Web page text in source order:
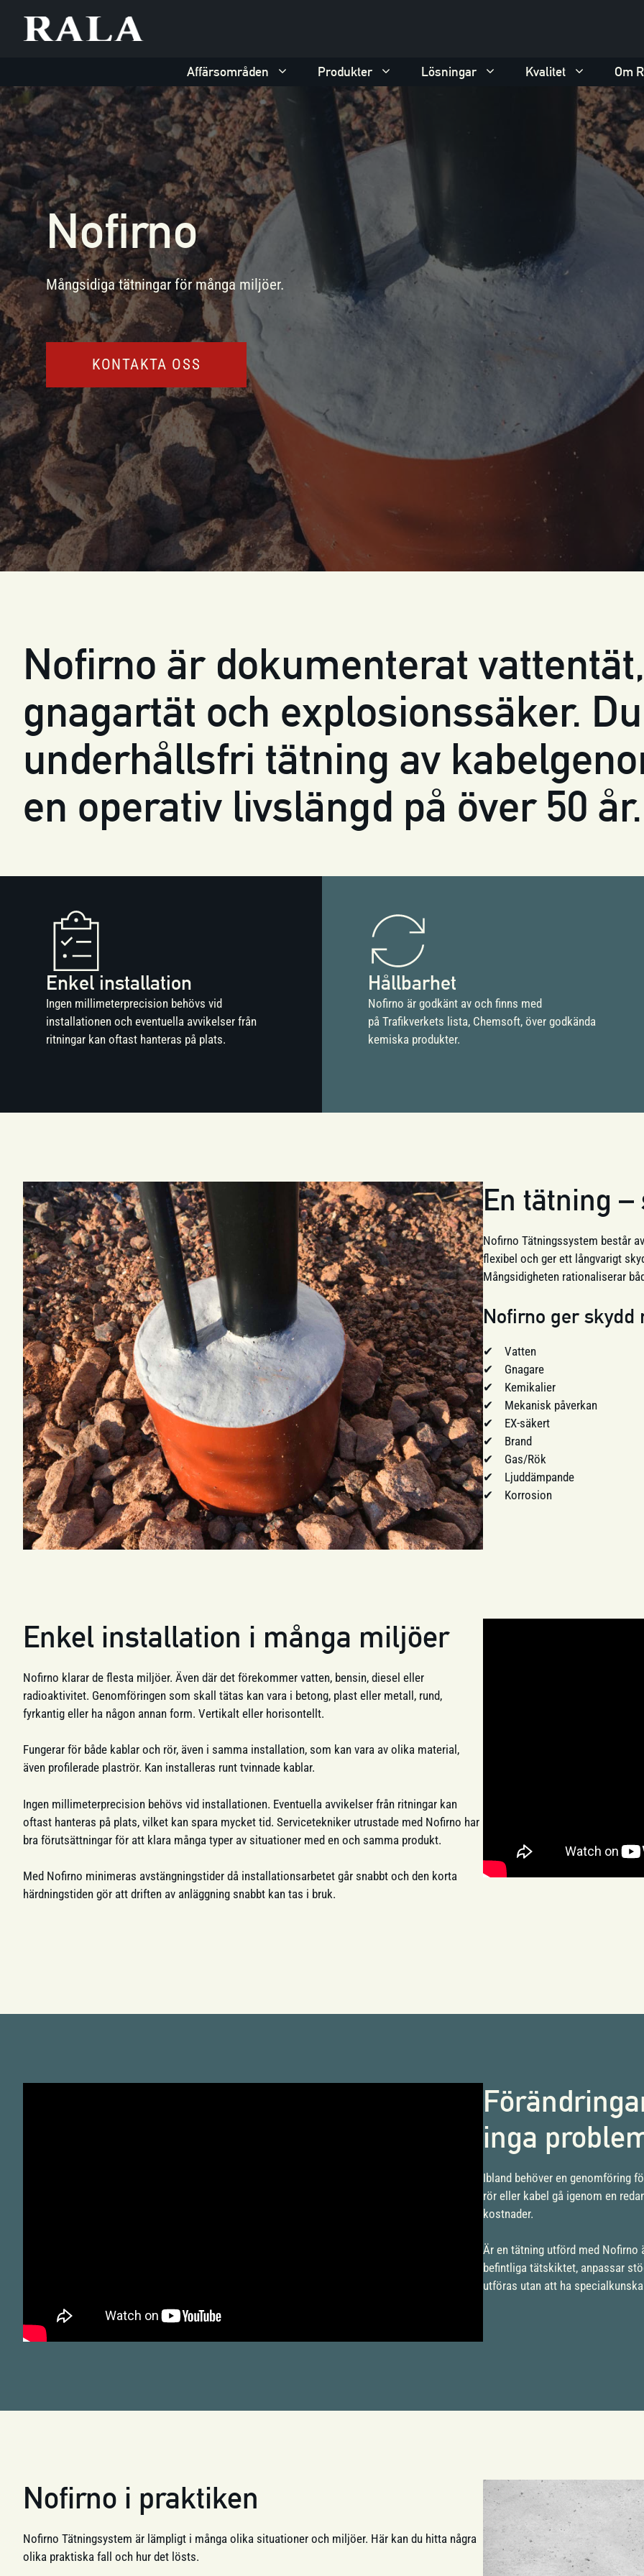
innehåll
Affärsområden Produkter Lösningar Kvalitet Om
Nofirno
Mångsidiga tätningar för många miljöer.
KONTAKTA OSS
Nofirno är dokumenterat
gnagartät och explosionssäker.
underhållsfri tätning av
en operativ livslängd på över 50 år.
Enkel installation
Ingen millimeterprecision behövs vid
installationen och eventuella avvikelser från
ritningar kan oftast hanteras på plats.
Hållbarhet
Nofirno är godkänt av och finns med
på Trafikverkets lista, Chemsoft, över godkända
kemiska produkter.
En tätning
Nofirno Tätningssystem består
flexibel och ger ett långvarigt
Mångsidigheten rationaliserar
Nofirno ger skydd
Vatten
Gnagare
Kemikalier
Mekanisk påverkan
EX-säkert
Brand
Gas/Rök
Ljuddämpande
Korrosion
Enkel installation i många miljöer
Nofirno klarar de flesta miljöer. Även där det förekommer vatten, bensin, diesel eller
radioaktivitet. Genomföringen som skall tätas kan vara i betong, plast eller metall, rund,
fyrkantig eller ha någon annan form. Vertikalt eller horisontellt.
Fungerar för både kablar och rör, även i samma installation, som kan vara av olika material,
även profilerade plaströr. Kan installeras runt tvinnade kablar.
Ingen millimeterprecision behövs vid installationen. Eventuella avvikelser från ritningar kan
oftast hanteras på plats, vilket kan spara mycket tid. Servicetekniker utrustade med Nofirno har
bra förutsättningar för att klara många typer av situationer med en och samma produkt.
Med Nofirno minimeras avstängningstider då installationsarbetet går snabbt och den korta
härdningstiden gör att driften av anläggning snabbt kan tas i bruk.
inga
Ibland behöver en genomföring
rör eller kabel gå igenom en
kostnader.
Är en tätning utförd med Nofirno
befintliga tätskiktet, anpassar
utföras utan att ha
Nofirno i praktiken
Nofirno Tätningsystem är lämpligt i många olika situationer och miljöer. Här kan du hitta några
olika praktiska fall och hur det lösts.